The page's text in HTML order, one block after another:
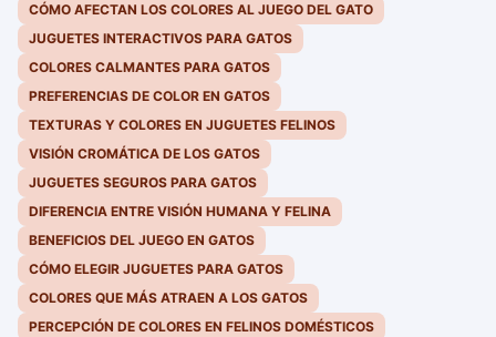
CÓMO AFECTAN LOS COLORES AL JUEGO DEL GATO
JUGUETES INTERACTIVOS PARA GATOS
COLORES CALMANTES PARA GATOS
PREFERENCIAS DE COLOR EN GATOS
TEXTURAS Y COLORES EN JUGUETES FELINOS
VISIÓN CROMÁTICA DE LOS GATOS
JUGUETES SEGUROS PARA GATOS
DIFERENCIA ENTRE VISIÓN HUMANA Y FELINA
BENEFICIOS DEL JUEGO EN GATOS
CÓMO ELEGIR JUGUETES PARA GATOS
COLORES QUE MÁS ATRAEN A LOS GATOS
PERCEPCIÓN DE COLORES EN FELINOS DOMÉSTICOS